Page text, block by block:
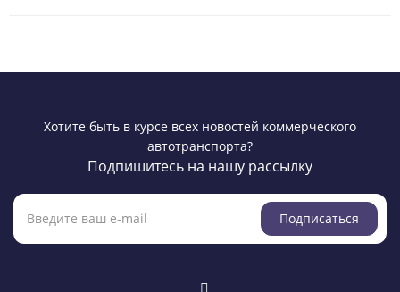
Хотите быть в курсе всех новостей коммерческого
автотранспорта?
Подпишитесь на нашу рассылку
Подписаться